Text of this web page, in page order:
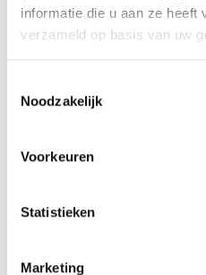
informatie die u aan ze heeft
verzameld op basis van uw
Noodzakelijk
Voorkeuren
Statistieken
Marketing